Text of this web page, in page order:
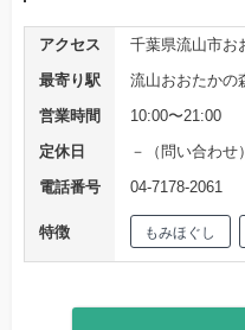
アクセス
千葉県流山市お
最寄り駅
流山おおたかの
営業時間
10:00〜21:00
定休日
－（問い合わせ）
電話番号
04-7178-2061
特徴 もみほぐし